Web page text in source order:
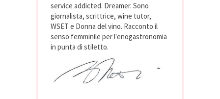
service addicted. Dreamer. Sono
giornalista, scrittrice, wine tutor,
WSET e Donna del vino. Racconto il
senso femminile per l'enogastronomia
in punta di stiletto.